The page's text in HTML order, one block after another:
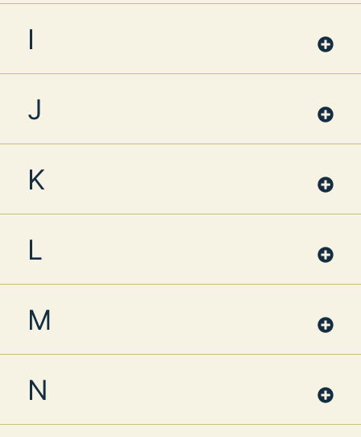
I
J
K
L
M
N